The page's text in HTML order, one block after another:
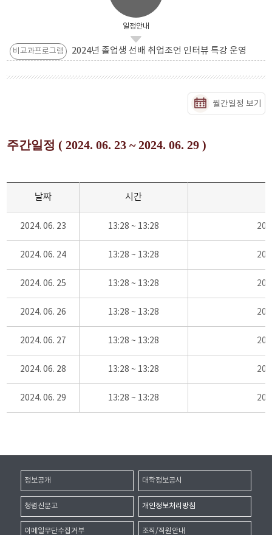
일정안내
비교과프로그램 2024년 졸업생 선배 취업조언 인터뷰 특강 운영
월간일정 보기
주간일정 ( 2024. 06. 23 ~ 2024. 06. 29 )
날짜 시간
2024. 06. 23 13:28 ~ 13:28
2024. 06. 24 13:28 ~ 13:28
2024. 06. 25 13:28 ~ 13:28
2024. 06. 26 13:28 ~ 13:28
2024. 06. 27 13:28 ~ 13:28
2024. 06. 28 13:28 ~ 13:28
2024. 06. 29 13:28 ~ 13:28
정보공개 대학정보공시
청렴신문고 개인정보처리방침
이메일무단수집거부 조직/직원안내